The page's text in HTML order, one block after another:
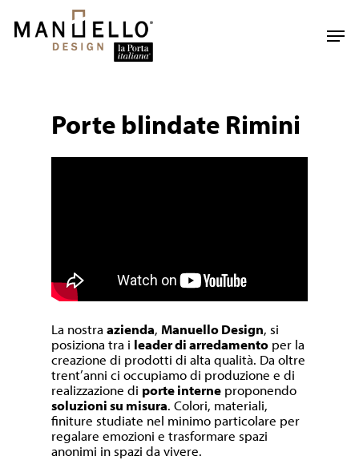
main
Porte blindate Rimini
La nostraazienda, Manuello Design, si
posiziona tra i leader di arredamento per la
creazione di prodotti di alta qualità. Da oltre
trent’anni ci occupiamo di produzione e di
realizzazione di porte interne proponendo
soluzioni su misura. Colori, materiali,
finiture studiate nel minimo particolare per
regalare emozioni e trasformare spazi
anonimi in spazi da vivere.